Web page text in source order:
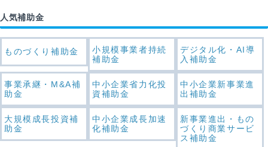
人気補助金
ものづくり補助金
小規模事業者持続
補助金
デジタル化・AI導
入補助金
事業承継・M&A補
助金
中小企業省力化投
資補助金
中小企業新事業進
出補助金
大規模成長投資補
助金
中小企業成長加速
化補助金
新事業進出・もの
づくり商業サービ
ス補助金